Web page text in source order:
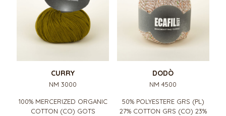
CURRY
NM 3000
100% MERCERIZED ORGANIC
COTTON (CO) GOTS
DODÒ
NM 4500
50% POLYESTERE GRS (PL)
27% COTTON GRS (CO) 23%